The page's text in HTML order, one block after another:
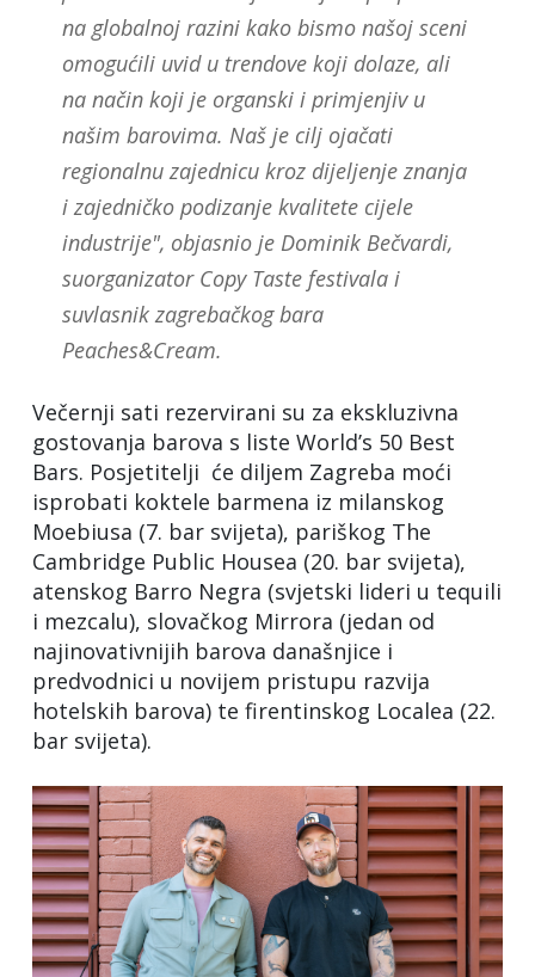
na globalnoj razini kako bismo našoj sceni
omogućili uvid u trendove koji dolaze, ali
na način koji je organski i primjenjiv u
našim barovima. Naš je cilj ojačati
regionalnu zajednicu kroz dijeljenje znanja
i zajedničko podizanje kvalitete cijele
industrije", objasnio je Dominik Bečvardi,
suorganizator Copy Taste festivala i
suvlasnik zagrebačkog bara
Peaches&Cream.
Večernji sati rezervirani su za ekskluzivna
gostovanja barova s liste World’s 50 Best
Bars. Posjetitelji će diljem Zagreba moći
isprobati koktele barmena iz milanskog
Moebiusa (7. bar svijeta), pariškog The
Cambridge Public Housea (20. bar svijeta),
atenskog Barro Negra (svjetski lideri u tequili
i mezcalu), slovačkog Mirrora (jedan od
najinovativnijih barova današnjice i
predvodnici u novijem pristupu razvija
hotelskih barova) te firentinskog Localea (22.
bar svijeta).